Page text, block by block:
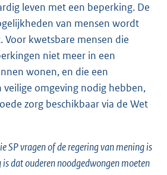
leven met een beperking. De
van mensen wordt
Voor kwetsbare mensen die
niet meer in een
wonen, en die een
veilige omgeving nodig hebben,
zorg beschikbaar via de Wet
SP vragen of de regering van mening is
dat ouderen noodgedwongen moeten